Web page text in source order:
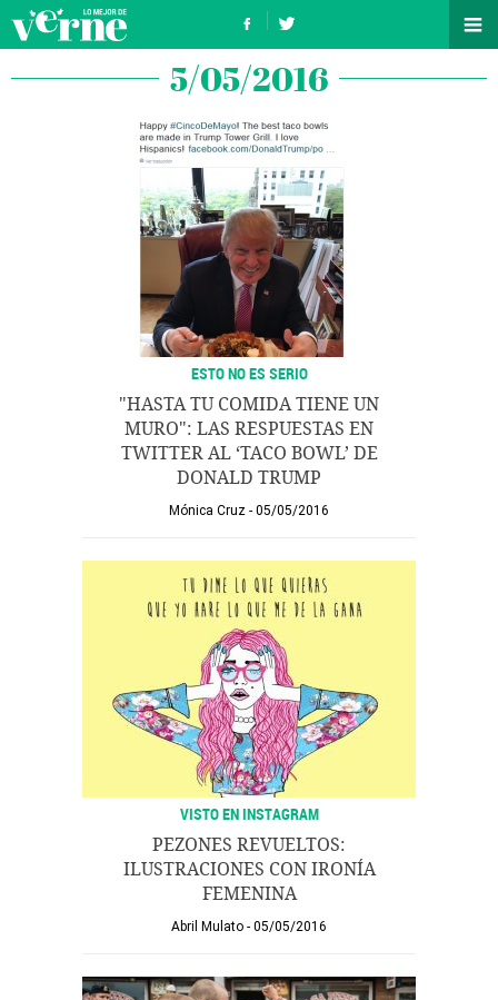
5/05/2016
ESTO NO ES SERIO
"HASTA TU COMIDA TIENE UN
MURO": LAS RESPUESTAS EN
TWITTER AL ‘TACO BOWL’ DE
DONALD TRUMP
Mónica Cruz 05/05/2016
VISTO EN INSTAGRAM
PEZONES REVUELTOS:
ILUSTRACIONES CON IRONÍA
FEMENINA
Abril Mulato 05/05/2016